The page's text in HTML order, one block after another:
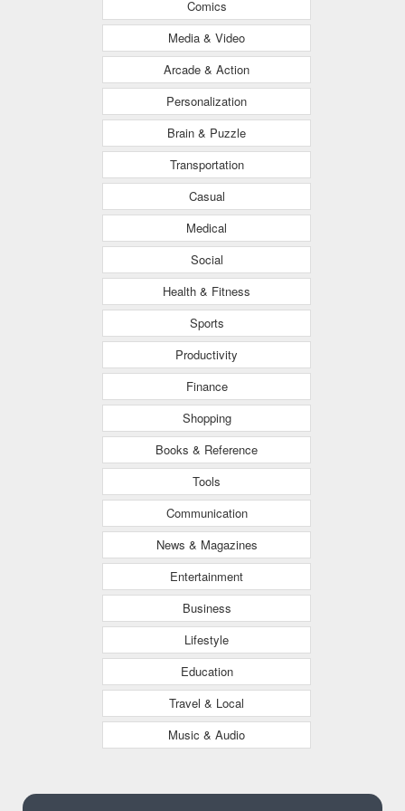
Comics
Media & Video
Arcade & Action
Personalization
Brain & Puzzle
Transportation
Casual
Medical
Social
Health & Fitness
Sports
Productivity
Finance
Shopping
Books & Reference
Tools
Communication
News & Magazines
Entertainment
Business
Lifestyle
Education
Travel & Local
Music & Audio